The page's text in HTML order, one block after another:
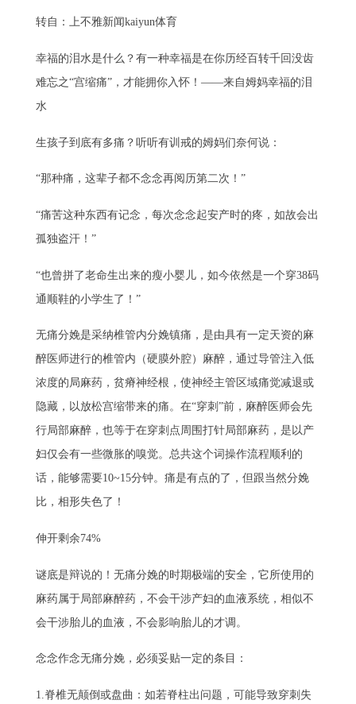
转自：上不雅新闻kaiyun体育
幸福的泪水是什么？有一种幸福是在你历经百转千回没齿
难忘之“宫缩痛”，才能拥你入怀！——来自姆妈幸福的泪
水
生孩子到底有多痛？听听有训戒的姆妈们奈何说：
“那种痛，这辈子都不念念再阅历第二次！”
“痛苦这种东西有记念，每次念念起安产时的疼，如故会出
孤独盗汗！”
“也曾拼了老命生出来的瘦小婴儿，如今依然是一个穿38码
通顺鞋的小学生了！”
无痛分娩是采纳椎管内分娩镇痛，是由具有一定天资的麻
醉医师进行的椎管内（硬膜外腔）麻醉，通过导管注入低
浓度的局麻药，贫瘠神经根，使神经主管区域痛觉减退或
隐藏，以放松宫缩带来的痛。在“穿刺”前，麻醉医师会先
行局部麻醉，也等于在穿刺点周围打针局部麻药，是以产
妇仅会有一些微胀的嗅觉。总共这个词操作流程顺利的
话，能够需要10~15分钟。痛是有点的了，但跟当然分娩
比，相形失色了！
伸开剩余74%
谜底是辩说的！无痛分娩的时期极端的安全，它所使用的
麻药属于局部麻醉药，不会干涉产妇的血液系统，相似不
会干涉胎儿的血液，不会影响胎儿的才调。
念念作念无痛分娩，必须妥贴一定的条目：
1.脊椎无颠倒或盘曲：如若脊柱出问题，可能导致穿刺失